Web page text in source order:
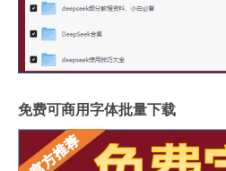
免费可商用字体批量下载